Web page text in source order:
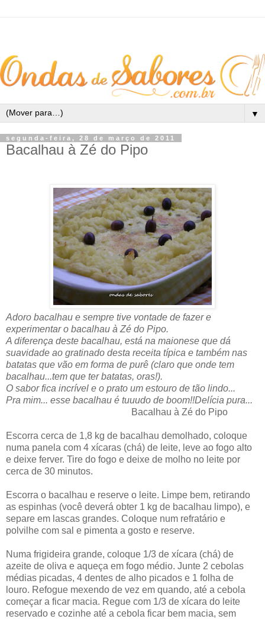
▼
segunda-feira, 28 de março de 2011
Bacalhau à Zé do Pipo
Adoro bacalhau e sempre tive vontade de fazer e
experimentar o bacalhau à Zé do Pipo.
A diferença deste bacalhau, está na maionese que dá
suavidade ao gratinado desta receita típica e também nas
batatas que vão em forma de purê (claro que onde tem
bacalhau...tem que ter batatas, oras!).
O sabor fica incrível e o prato um estouro de tão lindo...
Pra mim... esse bacalhau é tuuudo de boom!!Delícia pura...
Bacalhau à Zé do Pipo
Escorra cerca de 1,8 kg de bacalhau demolhado, coloque
numa panela com 4 xícaras (chá) de leite, leve ao fogo alto
e deixe ferver. Tire do fogo e deixe de molho no leite por
cerca de 30 minutos.
Escorra o bacalhau e reserve o leite. Limpe bem, retirando
as espinhas (você deverá obter 1 kg de bacalhau limpo), e
separe em lascas grandes. Coloque num refratário e
polvilhe com sal e pimenta a gosto e reserve.
Numa frigideira grande, coloque 1/3 de xícara (chá) de
azeite de oliva e aqueça em fogo médio. Junte 2 cebolas
médias picadas, 4 dentes de alho picados e 1 folha de
louro. Refogue mexendo de vez em quando, até a cebola
começar a ficar macia. Regue com 1/3 de xícara do leite
reservado e cozinhe até a cebola ficar bem macia, sem